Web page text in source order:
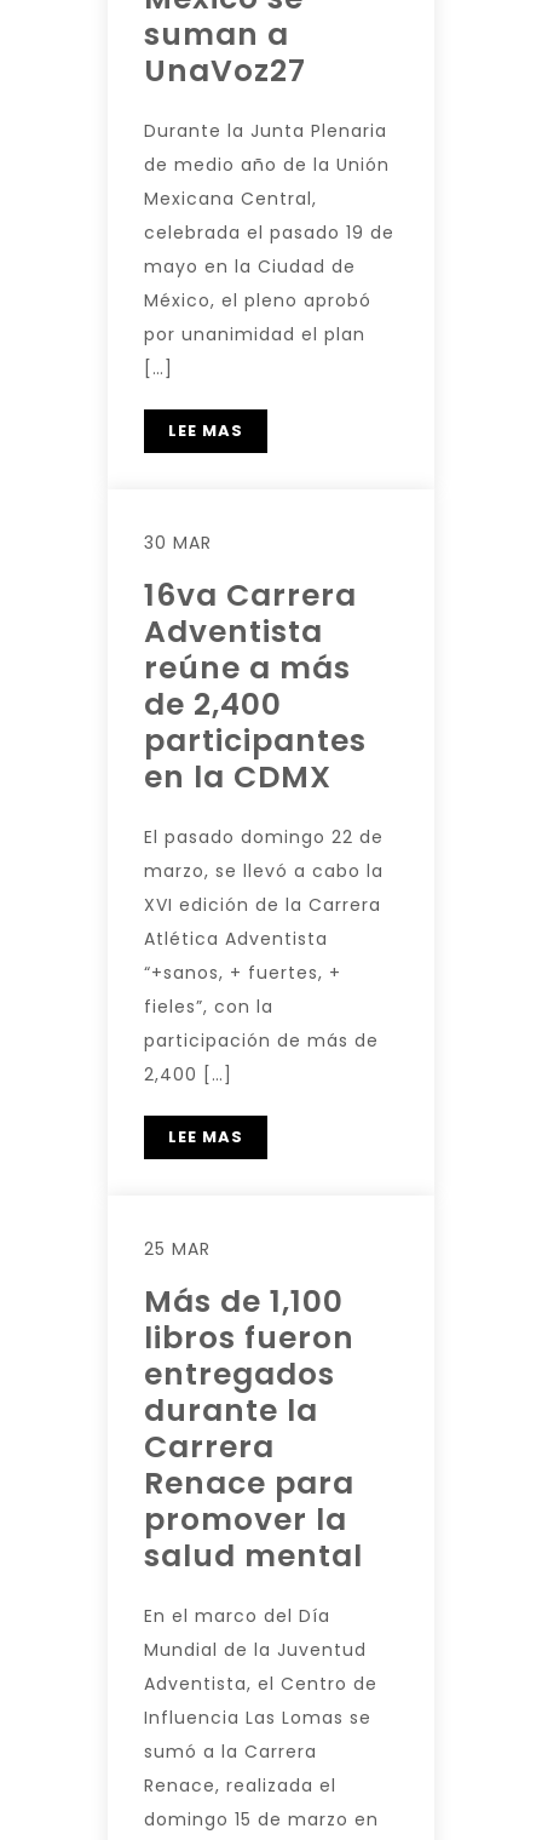
suman a
UnaVoz27
Durante la Junta Plenaria
de medio año de la Unión
Mexicana Central,
celebrada el pasado 19 de
mayo en la Ciudad de
México, el pleno aprobó
por unanimidad el plan
[…]
LEE MAS
30 MAR
16va Carrera
Adventista
reúne a más
de 2,400
participantes
en la CDMX
El pasado domingo 22 de
marzo, se llevó a cabo la
XVI edición de la Carrera
Atlética Adventista
“+sanos, + fuertes, +
fieles”, con la
participación de más de
2,400 […]
LEE MAS
25 MAR
Más de 1,100
libros fueron
entregados
durante la
Carrera
Renace para
promover la
salud mental
En el marco del Día
Mundial de la Juventud
Adventista, el Centro de
Influencia Las Lomas se
sumó a la Carrera
Renace, realizada el
domingo 15 de marzo en